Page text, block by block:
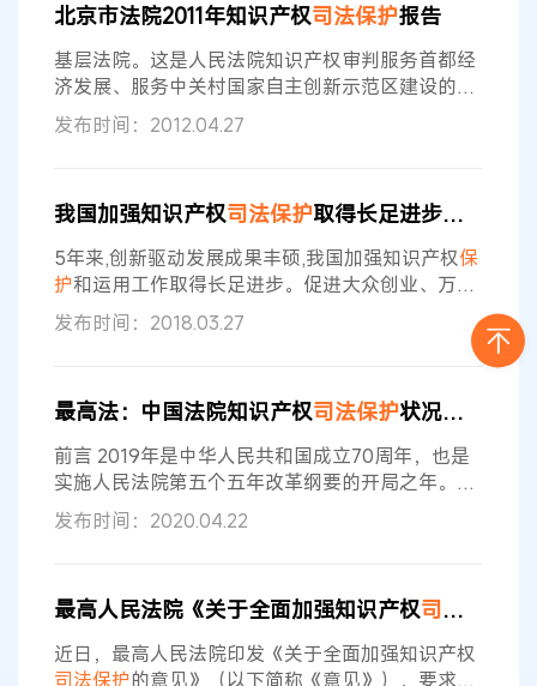
信誉或者其他特征，主要由该地区的自然因素或者
人文因素所决定的标志。2017年至2021年，浙江法
院共受理涉地理标志案件361件
北京市法院2011年知识产权司法保护报告
基层法院。这是人民法院知识产权审判服务首都经
济发展、服务中关村国家自主创新示范区建设的一
项重要举措，海淀区法院高度重视此项工作，该院
知识产权庭专门成立了专利小组，确保专利审判工
司法保护工作大力发展。顺义区、大兴区法院知识
产权庭先后于3月、8月正式挂牌成立，形成了“三
级法院十三个知识产权庭”的新的审判格局，标志着
发布时间：2012.04.27
我国加强知识产权司法保护取得长足进步知识产权
5年来,创新驱动发展成果丰硕,我国加强知识产权保
护和运用工作取得长足进步。促进大众创业、万众
创新,维护公平竞争的市场环境,知识产权
充分发挥作用。 “激励科技创新、促进社会发展,是
人民法院所肩负的神圣职责,也是服务党和国家经济
知识产权审判庭庭长宋晓明今天接受《法制日报》
记者采访时说,知识产权司法的公信力和国际影响力
显著提升,开创我国知识产权
发布时间：2018.03.27
最高法：中国法院知识产权司法保护状况（2019）
前言 2019年是中华人民共和国成立70周年，也是
实施人民法院第五个五年改革纲要的开局之年。人
民法院以习近平新时代中国特色社会主义思想为指
导，深入贯彻落实党的十九大和十九届二中、三
严格履行宪法和法律赋予的审判职责，持续深化审
判体制机制改革，不断提升审判质效，着力打造过
硬队伍，开创了知识产权司法 保护
发布时间：2020.04.22
最高人民法院《关于全面加强知识产权司法
近日，最高人民法院印发《关于全面加强知识产权
司法保护的意见》（以下简称《意见》），要求各